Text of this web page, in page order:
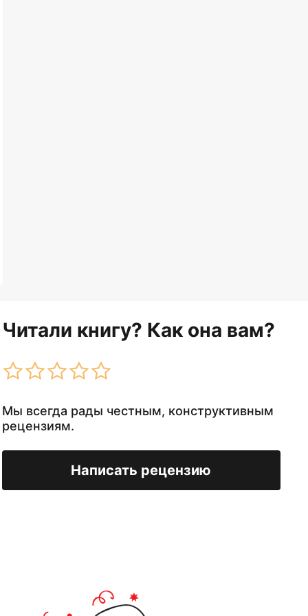
Читали книгу? Как она вам?
Мы всегда рады честным, конструктивным
рецензиям.
Написать рецензию